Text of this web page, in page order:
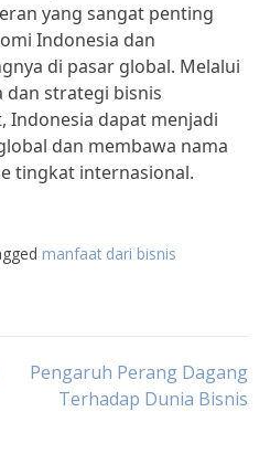
yang sangat penting
Indonesia dan
di pasar global. Melalui
dan strategi bisnis
Indonesia dapat menjadi
dan membawa nama
tingkat internasional.
manfaat dari bisnis
Pengaruh Perang Dagang
Terhadap Dunia Bisnis